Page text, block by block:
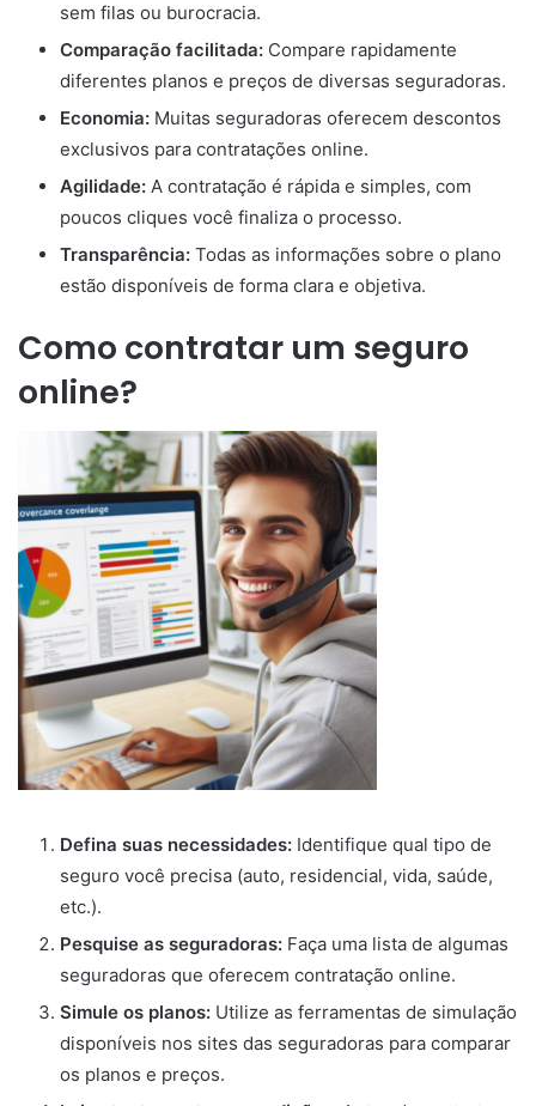
sem filas ou burocracia.
Comparação facilitada: Compare rapidamente
diferentes planos e preços de diversas seguradoras.
Economia: Muitas seguradoras oferecem descontos
exclusivos para contratações online.
Agilidade: A contratação é rápida e simples, com
poucos cliques você finaliza o processo.
Transparência: Todas as informações sobre o plano
estão disponíveis de forma clara e objetiva.
Como contratar um seguro
online?
Defina suas necessidades: Identifique qual tipo de
seguro você precisa (auto, residencial, vida, saúde,
etc.).
Pesquise as seguradoras: Faça uma lista de algumas
seguradoras que oferecem contratação online.
Simule os planos: Utilize as ferramentas de simulação
disponíveis nos sites das seguradoras para comparar
os planos e preços.